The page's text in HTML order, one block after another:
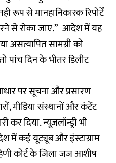
रूप से मानहानिकारक रिपोर्टें
से रोका जाए.” आदेश में यह
असत्यापित सामग्री को
पांच दिन के भीतर डिलीट
पर सूचना और प्रसारण
मीडिया संस्थानों और कंटेंट
कर दिया. न्यूज़लॉन्ड्री भी
में कई यूट्यूब और इंस्टाग्राम
कोर्ट के जिला जज आशीष